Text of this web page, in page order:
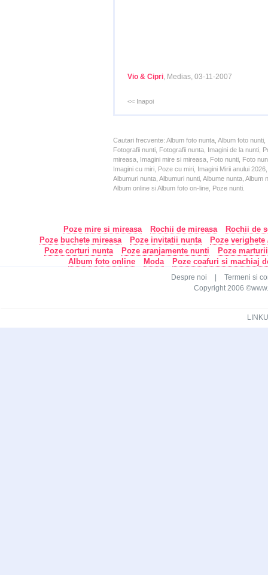
Vio & Cipri, Medias, 03-11-2007
<< Inapoi
Cautari frecvente: Album foto nunta, Album foto
Fotografii nunti, Fotografii nunta, Imagini de la nunti,
mireasa, Imagini mire si mireasa, Foto nunti, Foto
Imagini cu miri, Poze cu miri, Imagini Mirii anului
Albumuri nunta, Albumuri nunti, Albume nunta,
Album online si Album foto on-line, Poze nunti.
Poze mire si mireasa Rochii de mireasa
Rochii de
Poze buchete mireasa
Poze invitatii nunta
Poze
Poze corturi nunta
Poze aranjamente nunti
Poze
Album foto online
Moda Poze coafuri si machiaj
Despre noi
Termeni si
Copyright 2006